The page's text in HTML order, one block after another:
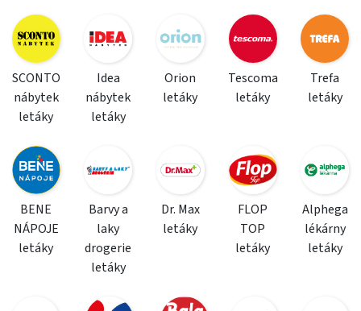
SCONTO
nábytek
letáky
Idea
nábytek
letáky
Orion
letáky
Tescoma
letáky
Trefa
letáky
BENE
NÁPOJE
letáky
Barvy a
laky
drogerie
letáky
Dr. Max
letáky
FLOP
TOP
letáky
Alphega
lékárny
letáky